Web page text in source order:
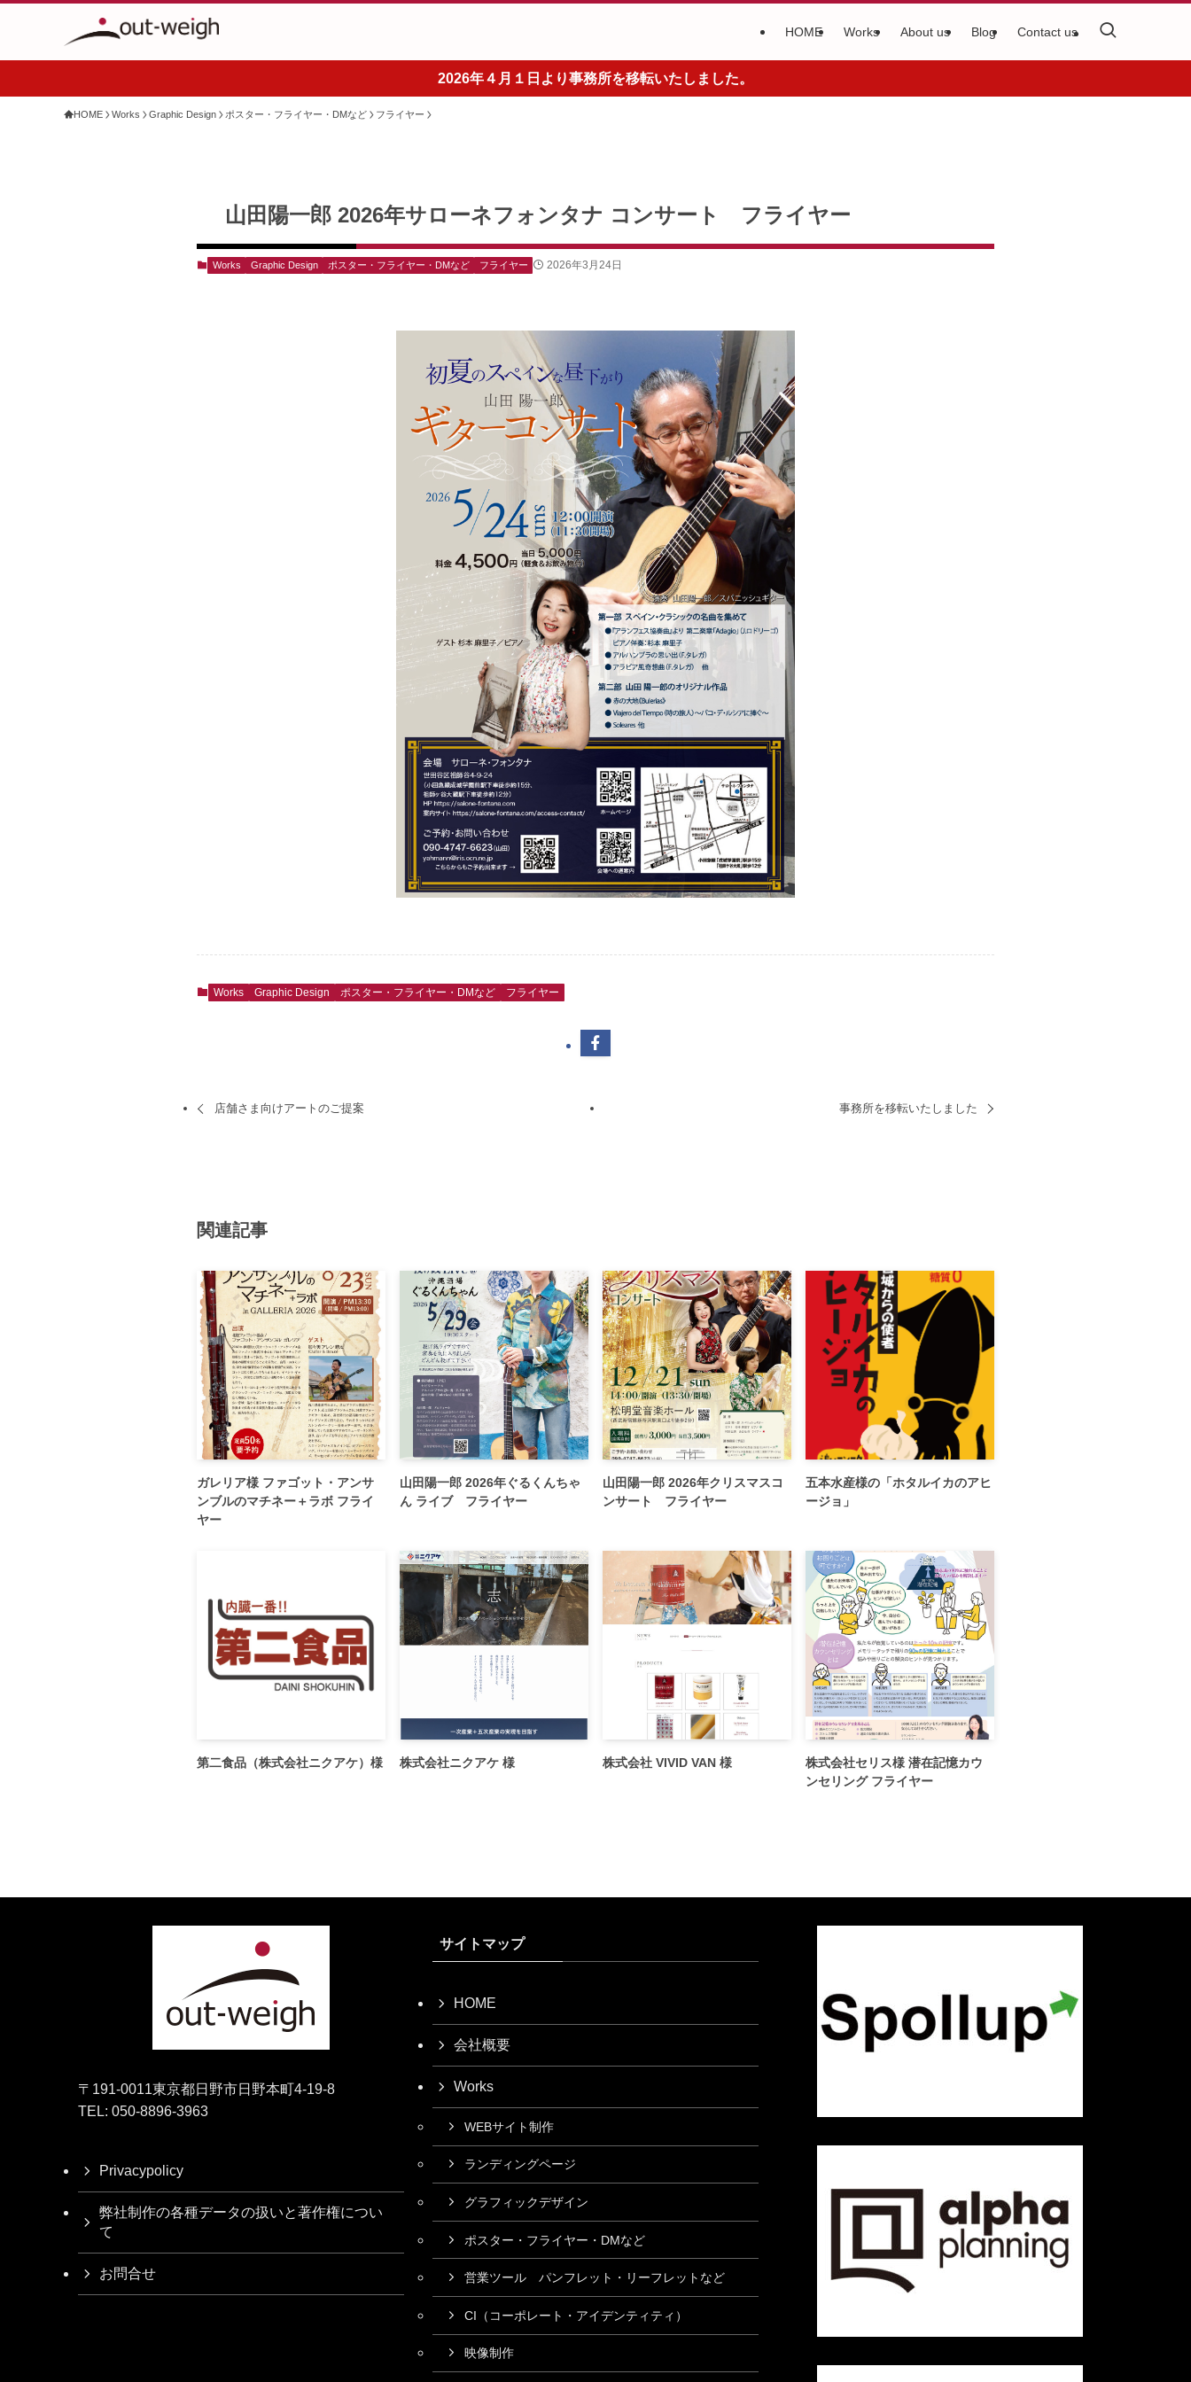
HOME Works About us Blog Contact us
2026年４月１日より事務所を移転いたしました。
HOME Works Graphic Design ポスター・フライヤー・DMなど フライヤー
山田陽一郎 2026年サローネフォンタナ コンサート フライヤー
Works Graphic Design ポスター・フライヤー・DMなど フライヤー 2026年3月24日
Works Graphic Design ポスター・フライヤー・DMなど フライヤー
店舗さま向けアートのご提案 事務所を移転いたしました
関連記事
ガレリア様 ファゴット・アンサ
ンブルのマチネー＋ラボ フライ
ヤー
山田陽一郎 2026年ぐるくんちゃ
ん ライブ フライヤー
山田陽一郎 2026年クリスマスコ
ンサート フライヤー
五本水産様の「ホタルイカのアヒ
ージョ」
第二食品（株式会社ニクアケ）様 株式会社ニクアケ 様 株式会社 VIVID VAN 様
株式会社セリス様 潜在記憶カウ
ンセリング フライヤー
〒191-0011東京都日野市日野本町4-19-8
TEL: 050-8896-3963
Privacypolicy
弊社制作の各種データの扱いと著作権につい
て
お問合せ
サイトマップ
HOME
会社概要
Works
WEBサイト制作
ランディングページ
グラフィックデザイン
ポスター・フライヤー・DMなど
営業ツール パンフレット・リーフレットなど
CI（コーポレート・アイデンティティ）
映像制作